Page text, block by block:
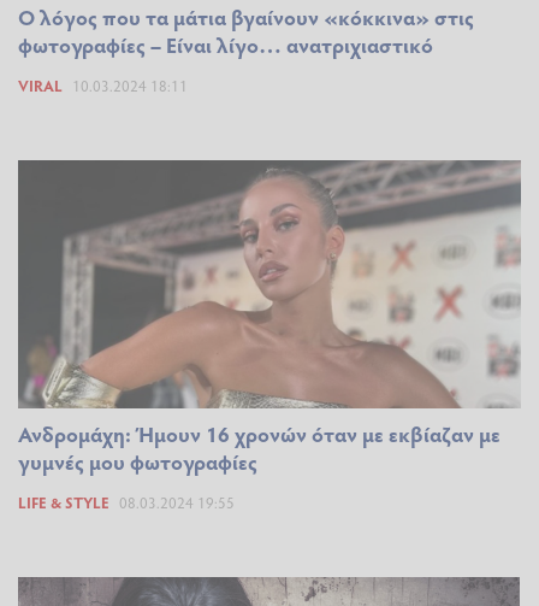
Ο λόγος που τα μάτια βγαίνουν «κόκκινα» στις
φωτογραφίες – Είναι λίγο… ανατριχιαστικό
VIRAL 10.03.2024 18:11
Ανδρομάχη: Ήμουν 16 χρονών όταν με εκβίαζαν με
γυμνές μου φωτογραφίες
LIFE & STYLE 08.03.2024 19:55